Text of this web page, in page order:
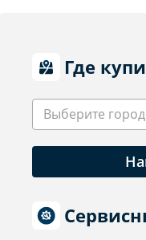
Где
Выберите город